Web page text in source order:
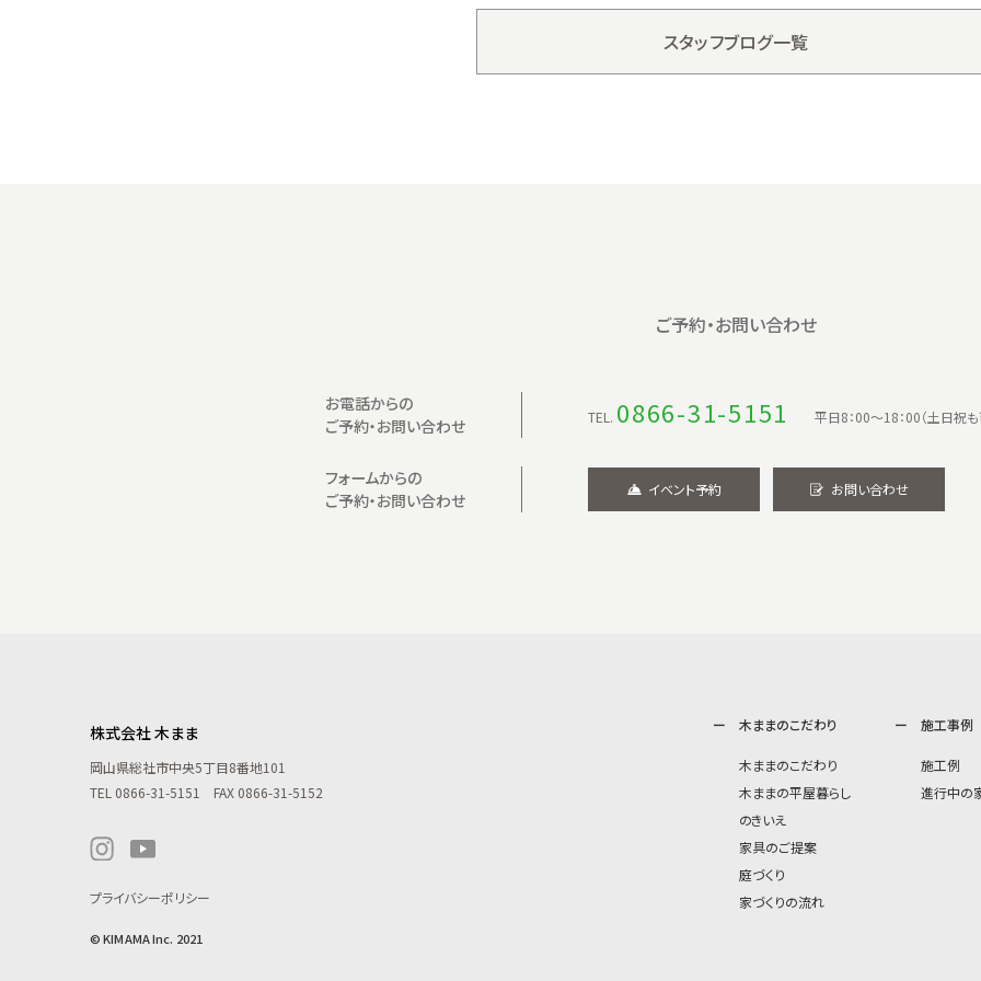
スタッフブログ一覧
ご予約・お問い合わせ
お電話からの
ご予約・お問い合わせ
TEL. 0866-31-5151 平日8：00〜18：00（土日祝も
フォームからの
ご予約・お問い合わせ
イベント予約 お問い合わせ
株式会社 木まま
岡山県総社市中央5丁目8番地101
TEL 0866-31-5151 FAX 0866-31-5152
プライバシーポリシー
木ままのこだわり
木ままのこだわり
木ままの平屋暮らし
のきいえ
家具のご提案
庭づくり
家づくりの流れ
施工事例
施工例
進行中の
© KIMAMA Inc. 2021